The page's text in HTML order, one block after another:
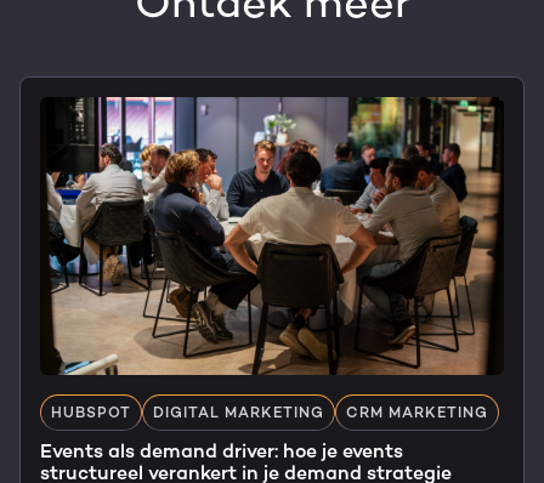
HUBSPOT DIGITAL MARKETING CRM MARKETING
Events als demand driver: hoe je events
structureel verankert in je demand strategie